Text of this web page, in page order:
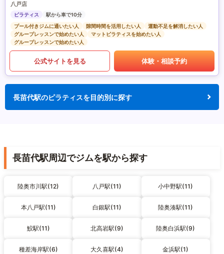
八戸店
ピラティス
駅から車で10分
プール付きジムに通いたい人
隙間時間を活用したい人
運動不足を解消したい人
グループレッスンで始めたい人
マットピラティスを始めたい人
グループレッスンで始めたい人
公式サイトを見る 体験・相談予約
長苗代駅のピラティスを目的別に探す
長苗代駅周辺でジムを駅から探す
陸奥市川駅(12) 八戸駅(11) 小中野駅(11)
本八戸駅(11) 白銀駅(11) 陸奥湊駅(11)
鮫駅(11) 北高岩駅(9) 陸奥白浜駅(9)
種差海岸駅(6) 大久喜駅(4) 金浜駅(1)